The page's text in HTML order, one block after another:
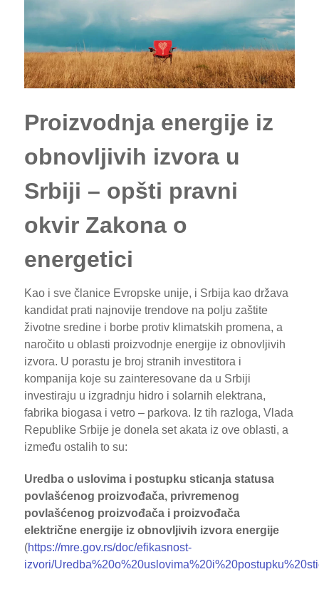
Proizvodnja energije iz
obnovljivih izvora u
Srbiji – opšti pravni
okvir Zakona o
energetici
Kao i sve članice Evropske unije, i Srbija kao država
kandidat prati najnovije trendove na polju zaštite
životne sredine i borbe protiv klimatskih promena, a
naročito u oblasti proizvodnje energije iz obnovljivih
izvora. U porastu je broj stranih investitora i
kompanija koje su zainteresovane da u Srbiji
investiraju u izgradnju hidro i solarnih elektrana,
fabrika biogasa i vetro – parkova. Iz tih razloga, Vlada
Republike Srbije je donela set akata iz ove oblasti, a
između ostalih to su:
Uredba o uslovima i postupku sticanja statusa
povlašćenog proizvođača, privremenog
povlašćenog proizvođača i proizvođača
električne energije iz obnovlјivih izvora energije
(https://mre.gov.rs/doc/efikasnost-
izvori/